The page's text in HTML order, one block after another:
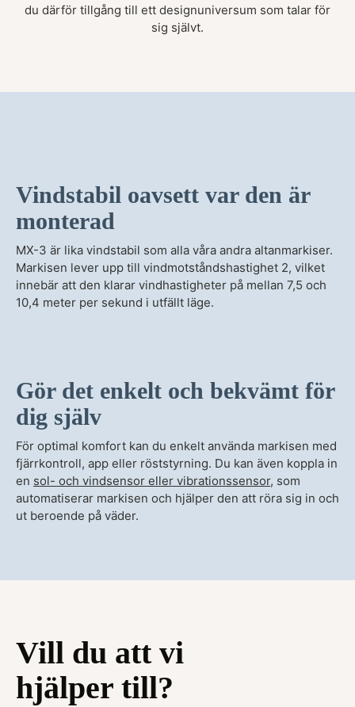
du därför tillgång till ett designuniversum som talar för
sig självt.
Vindstabil oavsett var den är
monterad
MX-3 är lika vindstabil som alla våra andra altanmarkiser.
Markisen lever upp till vindmotståndshastighet 2, vilket
innebär att den klarar vindhastigheter på mellan 7,5 och
10,4 meter per sekund i utfällt läge.
Gör det enkelt och bekvämt för
dig själv
För optimal komfort kan du enkelt använda markisen med
fjärrkontroll, app eller röststyrning. Du kan även koppla in
en sol- och vindsensor eller vibrationssensor, som
automatiserar markisen och hjälper den att röra sig in och
ut beroende på väder.
Vill du att vi
hjälper till?